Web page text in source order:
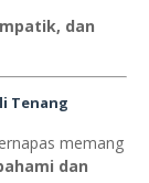
dan
Tenang
memang
dan